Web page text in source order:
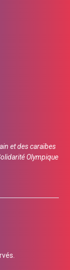
et des caraïbes
Olympique